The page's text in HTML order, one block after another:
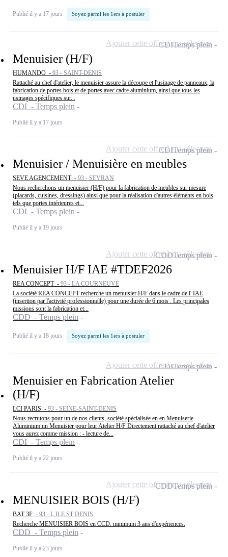
Publié il y a 17 jours Soyez parmi les 1ers à postuler
Menuisier (H/F)
HUMANDO - 93 - SAINT-DENIS
Rattaché au chef d'atelier, le menuisier assure la découpe et l'usinage de panneaux, la
fabrication de portes bois et de portes avec cadre aluminium, ainsi que tous les
usinages spécifiques sur...
CDI - Temps plein
Publié il y a 17 jours
CDITemps plein
Ajouter cette offre à ma sélection
Menuisier / Menuisière en meubles
SEVE AGENCEMENT - 93 - SEVRAN
Nous recherchons un menuisier (H/F) pour la fabrication de meubles sur mesure
(placards, cuisines, dressings) ainsi que pour la réalisation d'autres éléments en bois
tels que portes intérieures et...
CDI - Temps plein
Publié il y a 19 jours
CDITemps plein
Ajouter cette offre à ma sélection
Menuisier H/F IAE #TDEF2026
REA CONCEPT - 93 - LA COURNEUVE
La société REA CONCEPT recherche un menuisier H/F dans le cadre de l' IAE
(insertion par l'activité professionnelle) pour une durée de 6 mois . Les principales
missions sont la fabrication et...
CDD - Temps plein
Publié il y a 18 jours Soyez parmi les 1ers à postuler
CDDTemps plein
Ajouter cette offre à ma sélection
Menuisier en Fabrication Atelier
(H/F)
LCI PARIS - 93 - SEINE-SAINT-DENIS
Nous recrutons pour un de nos clients, société spécialisée en en Menuiserie
Aluminium un Menuisier pour leur Atelier H/F Directement rattaché au chef d'atelier
vous aurez comme mission : - lecture de...
CDI - Temps plein
Publié il y a 22 jours
CDITemps plein
Ajouter cette offre à ma sélection
MENUISIER BOIS (H/F)
BAT 3F - 93 - L ILE ST DENIS
Recherche MENUISIER BOIS en CCD. minimum 3 ans d'expériences.
CDD - Temps plein
Publié il y a 23 jours
CDDTemps plein
Ajouter cette offre à ma sélection